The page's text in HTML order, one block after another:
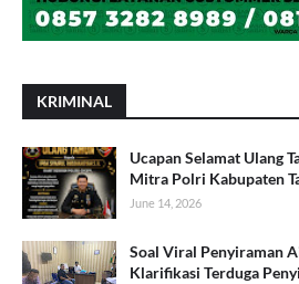
KRIMINAL
Ucapan Selamat Ulang
Mitra Polri Kabupaten
June 14, 2026
Soal Viral Penyiraman
Klarifikasi Terduga